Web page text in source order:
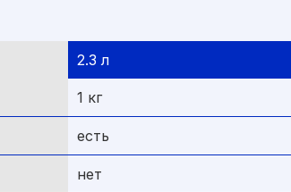
2.3 л
1 кг
есть
нет